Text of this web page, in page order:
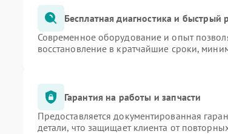
Бесплатная диагностика и быстрый
Современное оборудование и опыт
восстановление в кратчайшие сроки,
Гарантия на работы и запчасти
Предоставляется документированная
детали, что защищает клиента от